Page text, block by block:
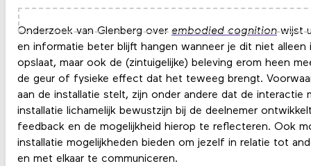
Onderzoek van Glenberg over embodied cognitionwijst
en informatie beter blijft hangen wanneer je dit niet alleen
opslaat, maar ook de (zintuigelijke) beleving erom heen
de geur of fysieke effect dat het teweeg brengt.
aan de installatie stelt, zijn onder andere dat de interactie
installatie lichamelijk bewustzijn bij de deelnemer
feedback en de mogelijkheid hierop te reflecteren. Ook
installatie mogelijkheden bieden om jezelf in relatie tot
en met elkaar te communiceren.